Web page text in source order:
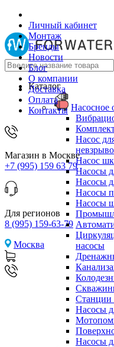
Личный кабинет
Монтаж
Бренды
Новости
Блог
О компании
Доставка
Оплата
Контакты
Магазин в Москве
+7 (995) 159 63 79
Для регионов
8 (995) 159-63-79
Москва
Каталог
Насосное
Насос
Насос
Насосы
Насосы
Насосы
Насосы
насосы
Станции
Насосы
Насосы